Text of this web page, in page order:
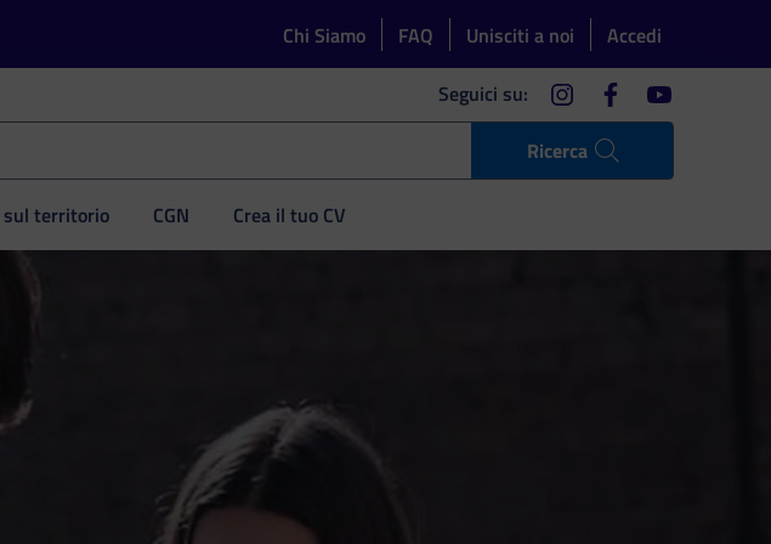
Chi Siamo FAQ Unisciti a noi Accedi
Ricerca
Seguici su: instagramfacebookyoutube
territorio CGN Crea il tuo CV